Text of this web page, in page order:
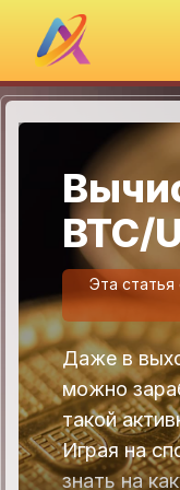
BTC/
Эта статья
Даже в
можно
такой
Играя на
знать на